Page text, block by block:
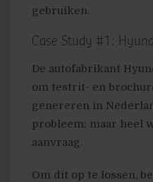
gebruiken.
Case Study #1:
De autofabrikant
om testrit- en
genereren in
probleem: maar heel
aanvraag.
Om dit op te lossen,